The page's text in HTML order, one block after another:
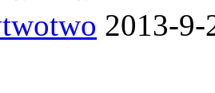
2013-9-